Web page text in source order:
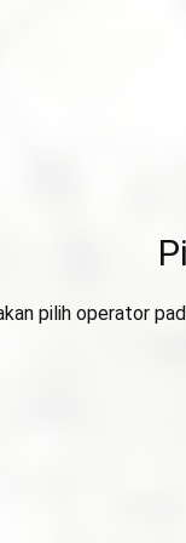
pilih operator